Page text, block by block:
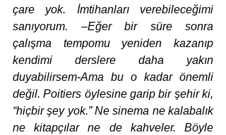
çare yok. İmtihanları verebileceğimi
sanıyorum. –Eğer bir süre sonra
çalışma tempomu yeniden kazanıp
kendimi derslere daha yakın
duyabilirsem-Ama bu o kadar önemli
değil. Poitiers öylesine garip bir şehir ki,
“hiçbir şey yok.” Ne sinema ne kalabalık
ne kitapçılar ne de kahveler. Böyle